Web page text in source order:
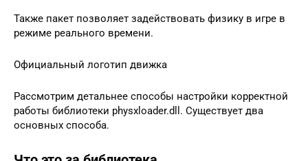
Также пакет позволяет задействовать физику в игре в
режиме реального времени.
Официальный логотип движка
Рассмотрим детальнее способы настройки корректной
работы библиотеки physxloader.dll. Существует два
основных способа.